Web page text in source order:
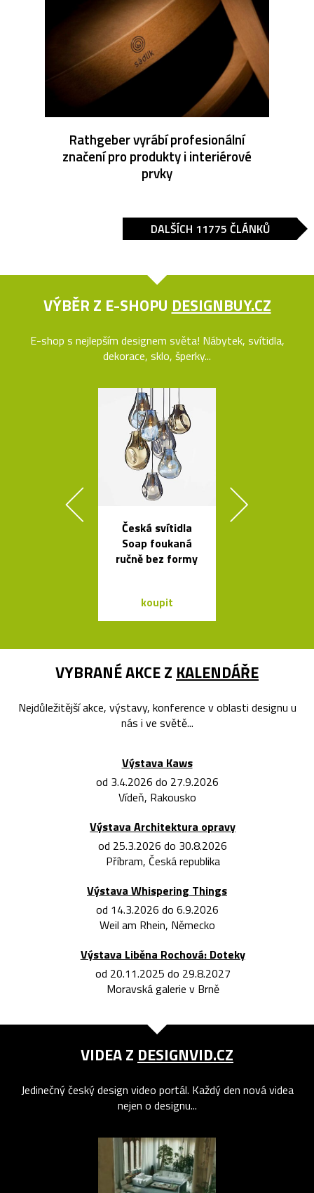
Rathgeber vyrábí profesionální
značení pro produkty i interiérové
prvky
DALŠÍCH 11775 ČLÁNKŮ
VÝBĚR Z E-SHOPU DESIGNBUY.CZ
E-shop s nejlepším designem světa! Nábytek, svítidla,
dekorace, sklo, šperky...
Česká svítidla
Soap foukaná
ručně bez formy
koupit
VYBRANÉ AKCE Z KALENDÁŘE
Nejdůležitější akce, výstavy, konference v oblasti designu u
nás i ve světě...
Výstava Kaws
od 3.4.2026 do 27.9.2026
Vídeň, Rakousko
Výstava Architektura opravy
od 25.3.2026 do 30.8.2026
Příbram, Česká republika
Výstava Whispering Things
od 14.3.2026 do 6.9.2026
Weil am Rhein, Německo
Výstava Liběna Rochová: Doteky
od 20.11.2025 do 29.8.2027
Moravská galerie v Brně
VIDEA Z DESIGNVID.CZ
Jedinečný český design video portál. Každý den nová videa
nejen o designu...